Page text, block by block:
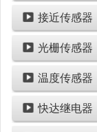
接近传感器
光栅传感器
温度传感器
快达继电器